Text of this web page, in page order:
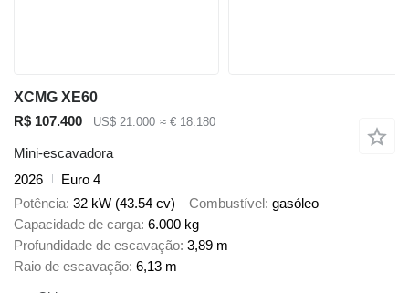
XCMG XE60
R$ 107.400
US$ 21.000 ≈ € 18.180
Mini-escavadora
2026
Euro 4
Potência 32 kW (43.54 cv) Combustível gasóleo
Capacidade de carga 6.000 kg
Profundidade de escavação 3,89 m
Raio de escavação 6,13 m